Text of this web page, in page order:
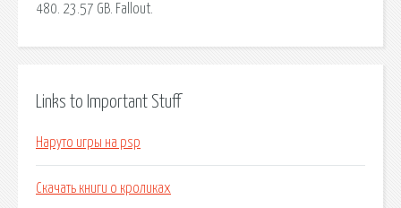
480. 23.57 GB. Fallout.
Links to Important Stuff
Наруто игры на psp
Скачать книги о кроликах